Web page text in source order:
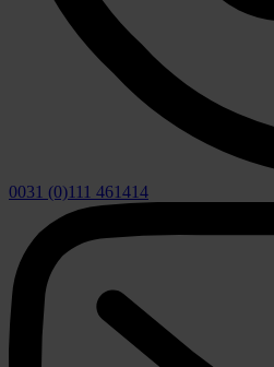
0031 (0)111 461414